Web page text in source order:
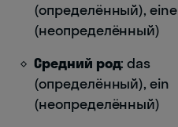
(определённый), eine
(неопределённый)
Средний род: das
(определённый), ein
(неопределённый)